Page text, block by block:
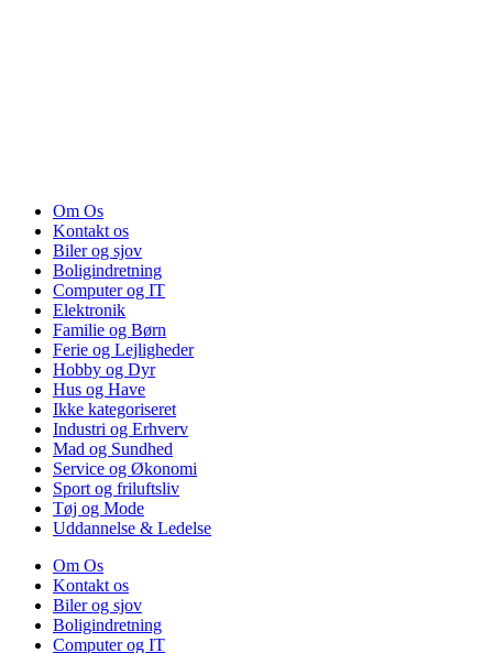
Om Os
Kontakt os
Biler og sjov
Boligindretning
Computer og IT
Elektronik
Familie og Børn
Ferie og Lejligheder
Hobby og Dyr
Hus og Have
Ikke kategoriseret
Industri og Erhverv
Mad og Sundhed
Service og Økonomi
Sport og friluftsliv
Tøj og Mode
Uddannelse & Ledelse
Om Os
Kontakt os
Biler og sjov
Boligindretning
Computer og IT